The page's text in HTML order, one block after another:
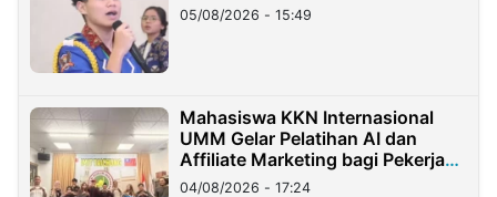
05/08/2026 - 15:49
Mahasiswa KKN Internasional
UMM Gelar Pelatihan AI dan
Affiliate Marketing bagi Pekerja
Migran Indonesia di Taiwan
04/08/2026 - 17:24